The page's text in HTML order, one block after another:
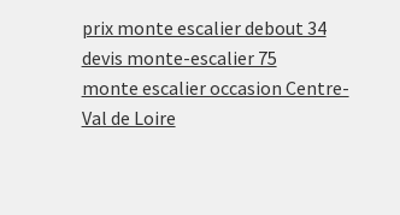
prix monte escalier debout 34
devis monte-escalier 75
monte escalier occasion Centre-
Val de Loire